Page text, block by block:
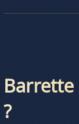
Barrette
?